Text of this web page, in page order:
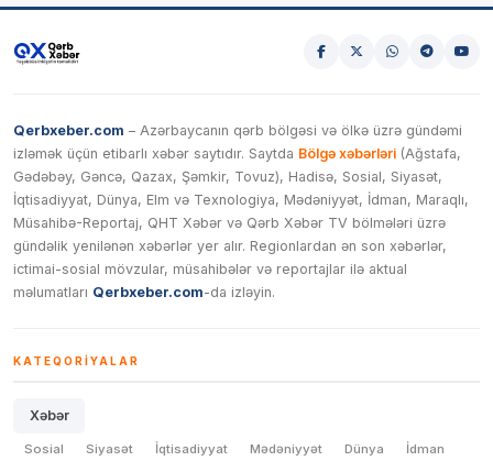
Qerbxeber.com – Azərbaycanın qərb bölgəsi və ölkə üzrə gündəmi
izləmək üçün etibarlı xəbər saytıdır. Saytda Bölgə xəbərləri (Ağstafa,
Gədəbəy, Gəncə, Qazax, Şəmkir, Tovuz), Hadisə, Sosial, Siyasət,
İqtisadiyyat, Dünya, Elm və Texnologiya, Mədəniyyət, İdman, Maraqlı,
Müsahibə-Reportaj, QHT Xəbər və Qərb Xəbər TV bölmələri üzrə
gündəlik yenilənən xəbərlər yer alır. Regionlardan ən son xəbərlər,
ictimai-sosial mövzular, müsahibələr və reportajlar ilə aktual
məlumatları Qerbxeber.com-da izləyin.
KATEQORIYALAR
Xəbər
Sosial Siyasət İqtisadiyyat Mədəniyyət Dünya İdman